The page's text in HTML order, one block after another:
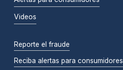
Videos
Reporte el fraude
Reciba alertas para consumidores